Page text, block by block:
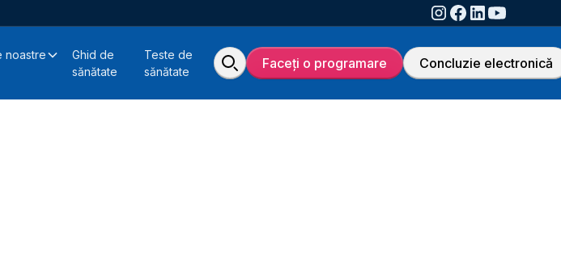
noastre
Ghid de
sănătate
Teste de
sănătate
Faceți o programare Concluzie electronică